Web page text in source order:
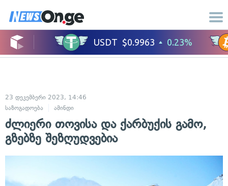
23 დეკემბერი 2023, 14:46
საზოგადოება
ამინდი
ძლიერი თოვისა და ქარბუქის გამო,
გზებზე შეზღუდვებია